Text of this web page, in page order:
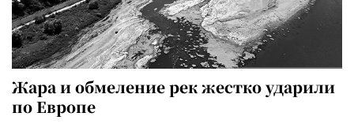
Жара и обмеление рек жестко ударили
по Европе